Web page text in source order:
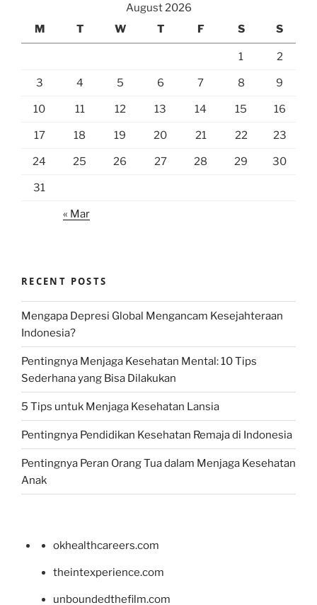
August 2026
M
T W T F S S
1 2
3 4 5 6 7 8 9
10 11 12 13 14 15 16
17 18 19 20 21 22 23
24 25 26 27 28 29 30
31
« Mar
RECENT POSTS
Mengapa Depresi Global Mengancam Kesejahteraan
Indonesia?
Pentingnya Menjaga Kesehatan Mental: 10 Tips
Sederhana yang Bisa Dilakukan
5 Tips untuk Menjaga Kesehatan Lansia
Pentingnya Pendidikan Kesehatan Remaja di Indonesia
Pentingnya Peran Orang Tua dalam Menjaga Kesehatan
Anak
okhealthcareers.com
theintexperience.com
unboundedthefilm.com